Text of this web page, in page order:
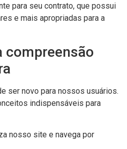
para seu contrato, que possui
e mais apropriadas para a
compreensão
ser novo para nossos usuários.
indispensáveis para
nosso site e navega por